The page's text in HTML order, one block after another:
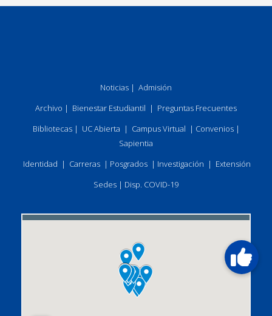
Noticias | Admisión
Archivo | Bienestar Estudiantil | Preguntas Frecuentes
Bibliotecas| UC Abierta | Campus Virtual | Convenios|
Sapientia
Identidad | Carreras | Posgrados | Investigación | Extensión
Sedes | Disp. COVID-19